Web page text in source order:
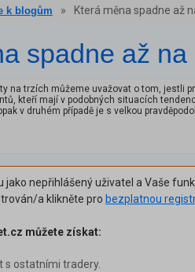
k blogům » Která měna spadne až
spadne až na
na trzích můžeme uvažovat o tom, jestli
kteří mají v podobných situacích
v druhém případě je s velkou
jako nepřihlášený uživatel a Vaše
a klikněte pro bezplatnou
můžete získat:
s ostatními tradery.